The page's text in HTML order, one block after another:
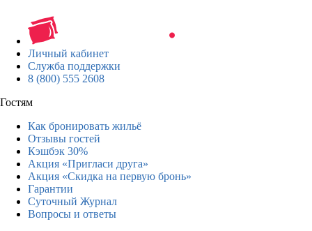
Личный кабинет
Служба поддержки
8 (800) 555 2608
Гостям
Как бронировать жильё
Отзывы гостей
Кэшбэк 30%
Акция «Пригласи друга»
Акция «Скидка на первую бронь»
Гарантии
Суточный Журнал
Вопросы и ответы